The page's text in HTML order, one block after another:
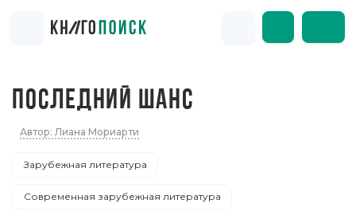
ПОСЛЕДНИЙ ШАНС
Автор: Лиана Мориарти
Зарубежная литература
Современная зарубежная литература